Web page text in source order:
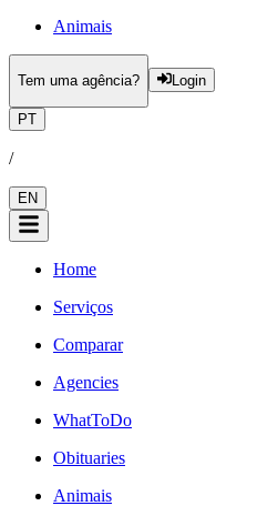
Animais
Tem uma agência? Login
PT
/
EN
Home
Serviços
Comparar
Agencies
WhatToDo
Obituaries
Animais